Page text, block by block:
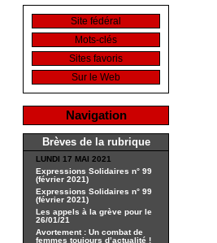
Site fédéral
Mots-clés
Sites favoris
Sur le Web
Navigation
Brèves de la rubrique
LUNDI 17 MAI 2021
Expressions Solidaires n° 99
(février 2021)
Expressions Solidaires n° 99
(février 2021)
Les appels à la grève pour le
26/01/21
Avortement : Un combat de
femmes toujours d’actualité !